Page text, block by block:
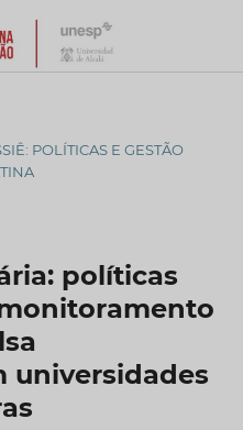
POLÍTICAS E GESTÃO
políticas
universidades